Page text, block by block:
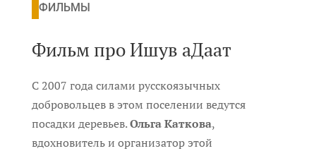
ФИЛЬМЫ
Фильм про Ишув аДаат
С 2007 года силами русскоязычных
добровольцев в этом поселении ведутся
посадки деревьев.Ольга Каткова,
вдохновитель и организатор этой